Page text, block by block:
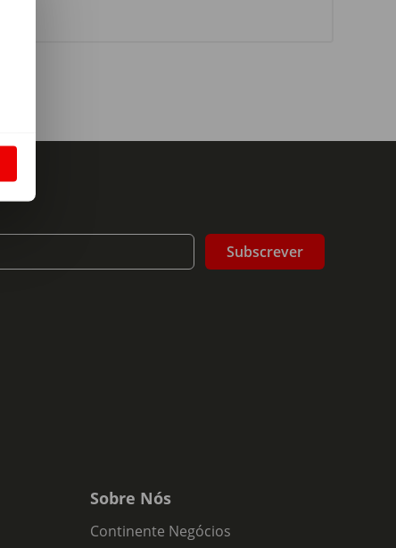
Subscrever
Sobre Nós
Continente Negócios